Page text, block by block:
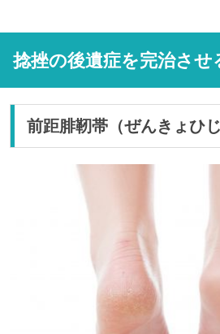
捻挫の後遺症を完治させ
前距腓靭帯（ぜんきょひじ